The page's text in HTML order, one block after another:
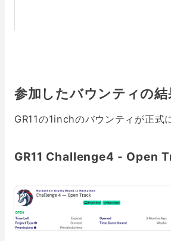
参加したバウンティの結
GR11の1inchのバウンティが正式
GR11 Challenge4 - Open